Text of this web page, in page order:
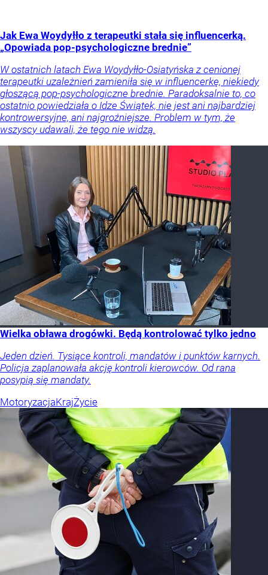
Jak Ewa Woydyłło z terapeutki stała się influencerką.
„Opowiada pop-psychologiczne brednie”
W ostatnich latach Ewa Woydyłło-Osiatyńska z cenionej
terapeutki uzależnień zamieniła się w influencerkę, niekiedy
głoszącą pop-psychologiczne brednie. Paradoksalnie to, co
ostatnio powiedziała o Idze Świątek, nie jest ani najbardziej
kontrowersyjne, ani najgroźniejsze. Problem w tym, że
wszyscy udawali, że tego nie widzą.
Wielka obława drogówki. Będą kontrolować tylko jedno
Jeden dzień. Tysiące kontroli, mandatów i punktów karnych.
Policja zaplanowała akcję kontroli kierowców. Od rana
posypią się mandaty.
MotoryzacjaKrajŻycie